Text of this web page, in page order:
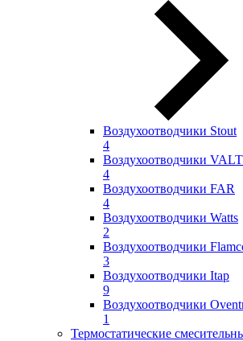
Воздухоотводчики Stout
4
Воздухоотводчики
4
Воздухоотводчики FAR
4
Воздухоотводчики Watts
2
Воздухоотводчики
3
Воздухоотводчики Itap
9
Воздухоотводчики
1
Термостатические